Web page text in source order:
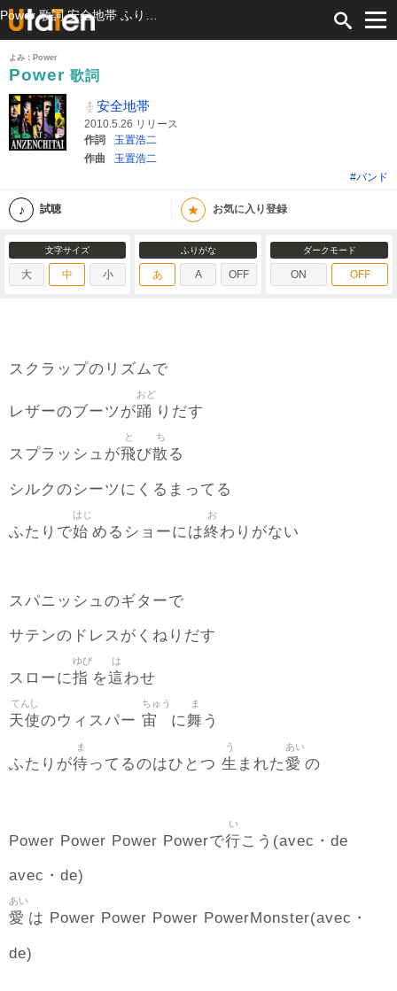
よみ：Power
Power 歌詞
安全地帯
2010.5.26 リリース
作詞
玉置浩二
作曲
玉置浩二
#バンド
試聴 ★ お気に入り登録
文字サイズ
大 中 小
ふりがな
あ A OFF
ダークモード
ON OFF
スクラップのリズムで
レザーのブーツが踊
おど
りだす
スプラッシュが飛
と
び散
ち
る
シルクのシーツにくるまってる
ふたりで始
はじ
めるショーには終
お
わりがない
スパニッシュのギターで
サテンのドレスがくねりだす
スローに指
ゆび
を這
は
わせ
天使
てんし
のウィスパー 宙
ちゅう
に舞
ま
う
ふたりが待
ま
ってるのはひとつ 生
う
まれた愛
あい
の
Power Power Power Powerで行
い
こう(avec・de
avec・de)
愛
あい
は Power Power Power PowerMonster(avec・
de)